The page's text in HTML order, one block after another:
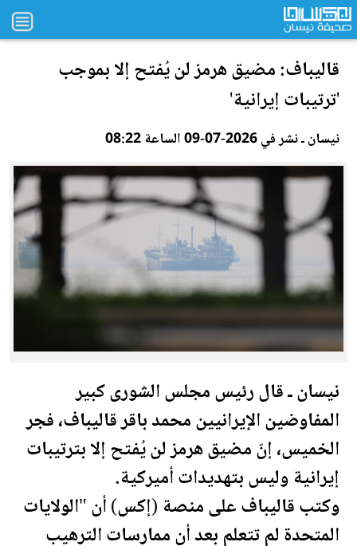
قاليباف: مضيق هرمز لن يُفتح إلا بموجب
'ترتيبات إيرانية'
نيسان ـ نشر في 2026-07-09 الساعة 08:22
نيسان ـ قال رئيس مجلس الشورى كبير
المفاوضين الإيرانيين محمد باقر قاليباف، فجر
الخميس، إنّ مضيق هرمز لن يُفتح إلا بترتيبات
إيرانية وليس بتهديدات أميركية.
وكتب قاليباف على منصة (إكس) أن "الولايات
المتحدةلم تتعلم بعد أن ممارسات الترهيب